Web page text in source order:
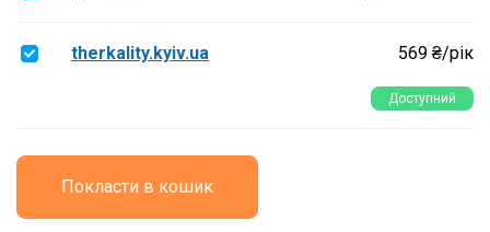
therkality.kyiv.ua 569 ₴/рік
Доступний
Покласти в кошик